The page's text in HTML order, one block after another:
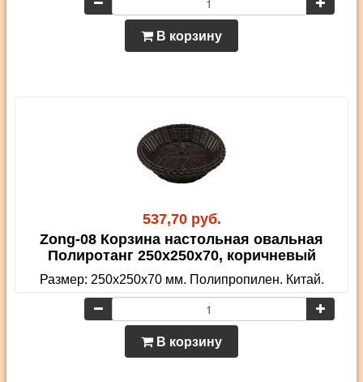
В корзину
537,70 руб.
Zong-08 Корзина настольная овальная
Полиротанг 250х250х70, коричневый
Размер: 250х250х70 мм. Полипропилен. Китай.
В корзину